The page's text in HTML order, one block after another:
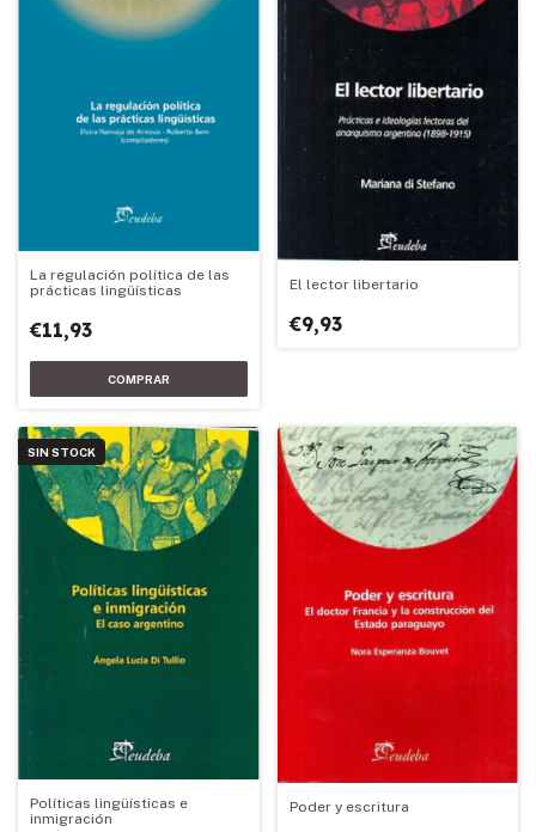
La regulación política de las
prácticas lingüísticas
€11,93
El lector libertario
€9,93
SIN STOCK
Políticas lingüísticas e
inmigración
Poder y escritura